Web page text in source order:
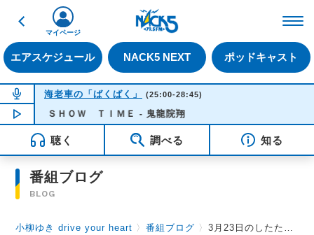
戻る
エアスケジュール NACK5 NEXT ポッドキャスト
マイページ
NOW ON AIR
海老車の「ばくばく」 (25:00-28:45)
NOW PLAYING 04:11
ｓ ＳＨＯＷ ＴＩＭＥ - 鬼龍院翔
聴く 調べる 知る
番組ブログ
BLOG
小柳ゆき drive your heart 〉番組ブログ 〉3月23日のしたためたメイゲン